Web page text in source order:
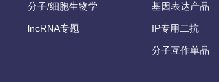
分子/细胞生物学
lncRNA专题
基因表达产品
IP专用二抗
分子互作单品